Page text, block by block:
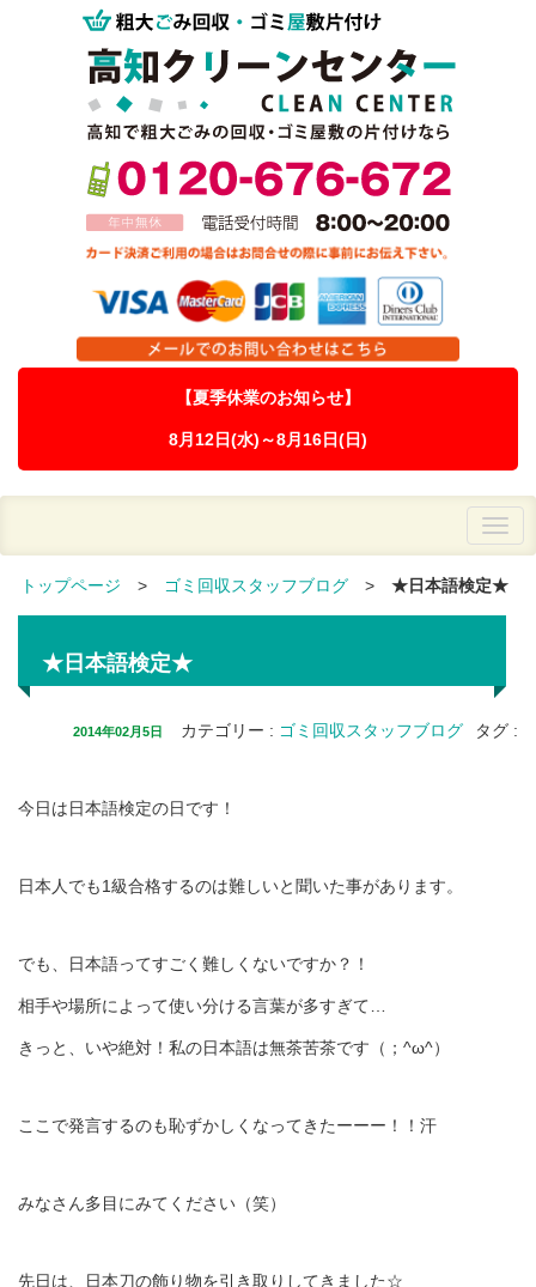
【夏季休業のお知らせ】
8月12日(水)～8月16日(日)
トップページ > ゴミ回収スタッフブログ > ★日本語検定★
★日本語検定★
2014年02月5日 カテゴリー : ゴミ回収スタッフブログ タグ :
今日は日本語検定の日です！
日本人でも1級合格するのは難しいと聞いた事があります。
でも、日本語ってすごく難しくないですか？！
相手や場所によって使い分ける言葉が多すぎて…
きっと、いや絶対！私の日本語は無茶苦茶です（；^ω^）
ここで発言するのも恥ずかしくなってきたーーー！！汗
みなさん多目にみてください（笑）
先日は、日本刀の飾り物を引き取りしてきました☆